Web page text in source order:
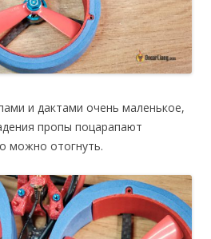
и дактами очень маленькое,
пропы поцарапают
можно отогнуть.